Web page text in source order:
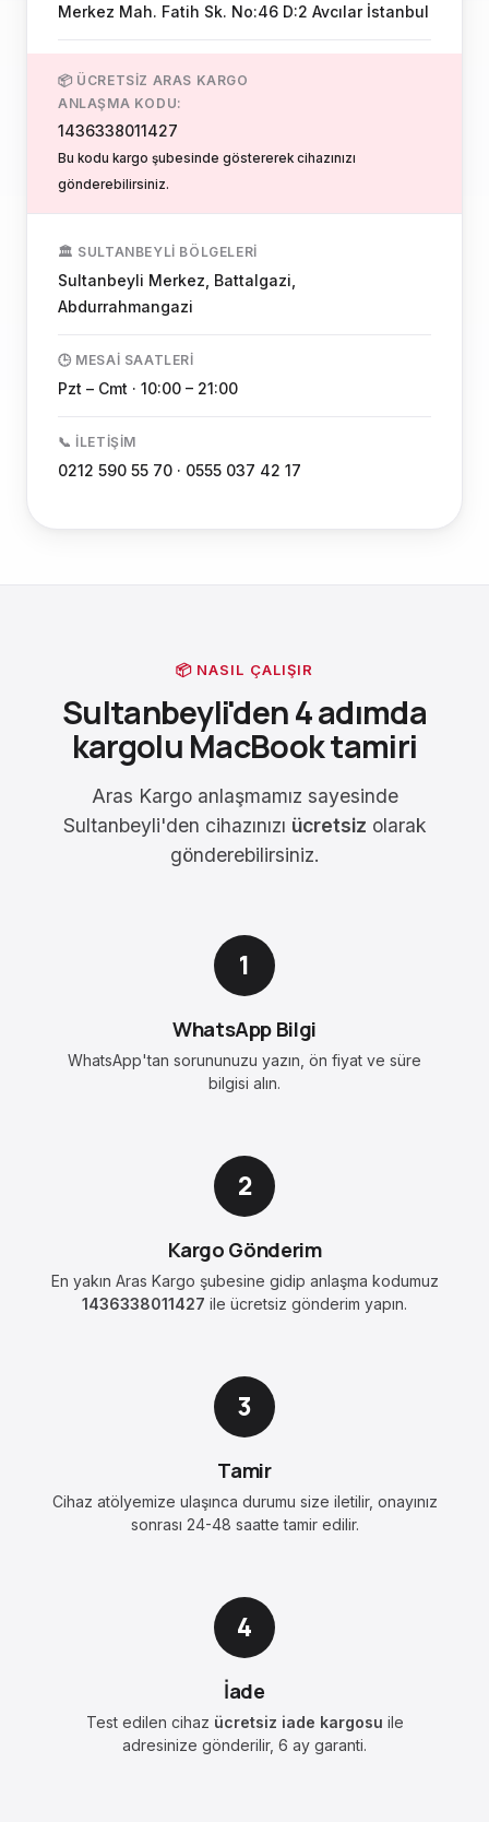
Merkez Mah. Fatih Sk. No:46 D:2 Avcılar İstanbul
📦 ÜCRETSIZ ARAS KARGO
ANLAŞMA KODU:
1436338011427
Bu kodu kargo şubesinde göstererek cihazınızı
gönderebilirsiniz.
🏛️ SULTANBEYLI BÖLGELERI
Sultanbeyli Merkez, Battalgazi,
Abdurrahmangazi
🕒 MESAI SAATLERI
Pzt – Cmt · 10:00 – 21:00
📞 İLETIŞIM
0212 590 55 70 · 0555 037 42 17
📦 NASIL ÇALIŞIR
Sultanbeyli'den 4 adımda
kargolu MacBook tamiri
Aras Kargo anlaşmamız sayesinde
Sultanbeyli'den cihazınızı ücretsiz olarak
gönderebilirsiniz.
1
WhatsApp Bilgi
WhatsApp'tan sorununuzu yazın, ön fiyat ve süre
bilgisi alın.
2
Kargo Gönderim
En yakın Aras Kargo şubesine gidip anlaşma kodumuz
1436338011427 ile ücretsiz gönderim yapın.
3
Tamir
Cihaz atölyemize ulaşınca durumu size iletilir, onayınız
sonrası 24-48 saatte tamir edilir.
4
İade
Test edilen cihaz ücretsiz iade kargosu ile
adresinize gönderilir, 6 ay garanti.